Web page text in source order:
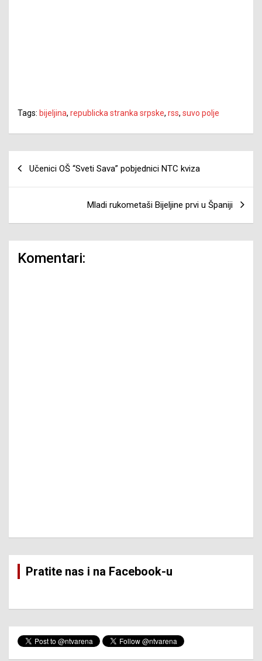
Tags: bijeljina, republicka stranka srpske, rss, suvo polje
Navigacija
Učenici OŠ “Sveti Sava” pobjednici NTC kviza
Mladi rukometaši Bijeljine prvi u Španiji
Komentari:
Pratite nas i na Facebook-u